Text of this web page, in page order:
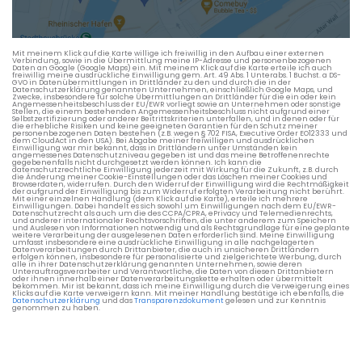
Die berechneten Anreisezeiten basieren auf den
Verkehrsdaten eines typischen Dienstag morgens um 8:30.
Mit meinem Klick auf die Karte willige ich freiwillig in den Aufbau einer externen
Verbindung, sowie in die Übermittlung meine IP-Adresse und personenbezogenen
Daten an Google (Google Maps) ein. Mit meinem Klick auf die Karte erteile ich auch
freiwillig meine ausdrückliche Einwilligung gem. Art. 49 Abs. 1 Unterabs. 1 Buchst. a DS-
GVO in Datenübermittlungen in Drittländer zu den und durch die in der
Datenschutzerklärung genannten Unternehmen, einschließlich Google Maps, und
Zwecke, insbesondere für solche Übermittlungen an Drittländer für die ein oder kein
Angemessenheitsbeschluss der EU/EWR vorliegt sowie an Unternehmen oder sonstige
Stellen, die einem bestehenden Angemessenheitsbeschluss nicht aufgrund einer
Selbstzertifizierung oder anderer Beitrittskriterien unterfallen, und in denen oder für
die erhebliche Risiken und keine geeigneten Garantien für den Schutz meiner
personenbezogenen Daten bestehen (z.B. wegen § 702 FISA, Executive Order EO12333 und
dem CloudAct in den USA). Bei Abgabe meiner freiwilligen und ausdrücklichen
Einwilligung war mir bekannt, dass in Drittländern unter Umständen kein
angemessenes Datenschutzniveau gegeben ist und das meine Betroffenenrechte
gegebenenfalls nicht durchgesetzt werden können. Ich kann die
datenschutzrechtliche Einwilligung jederzeit mit Wirkung für die Zukunft, z.B. durch
die Änderung meiner Cookie-Einstellungen oder das Löschen meiner Cookies und
Browserdaten, widerrufen. Durch den Widerruf der Einwilligung wird die Rechtmäßigkeit
der aufgrund der Einwilligung bis zum Widerruf erfolgten Verarbeitung nicht berührt.
Mit einer einzelnen Handlung (dem Klick auf die Karte), erteile ich mehrere
Einwilligungen. Dabei handelt es sich sowohl um Einwilligungen nach dem EU/EWR-
Datenschutzrecht als auch um die des CCPA/CPRA, ePrivacy und Telemedienrechts,
und anderer internationaler Rechtsvorschriften, die unter anderem zum Speichern
und Auslesen von Informationen notwendig und als Rechtsgrundlage für eine geplante
weitere Verarbeitung der ausgelesenen Daten erforderlich sind. Meine Einwilligung
umfasst insbesondere eine ausdrückliche Einwilligung in alle nachgelagerten
Datenverarbeitungen durch Drittanbieter, die auch in unsicheren Drittländern
erfolgen können, insbesondere für personalisierte und zielgerichtete Werbung, durch
alle in ihrer Datenschutzerklärung genannten Unternehmen, sowie deren
Unterauftragsverarbeiter und Verantwortliche, die Daten von diesen Drittanbietern
oder ihnen innerhalb einer Datenverarbeitungskette erhalten oder übermittelt
bekommen. Mir ist bekannt, dass ich meine Einwilligung durch die Verweigerung eines
Klicks auf die Karte verweigern kann. Mit meiner Handlung bestätige ich ebenfalls, die
Datenschutzerklärung und dasTransparenzdokumentgelesen und zur Kenntnis
genommen zu haben.